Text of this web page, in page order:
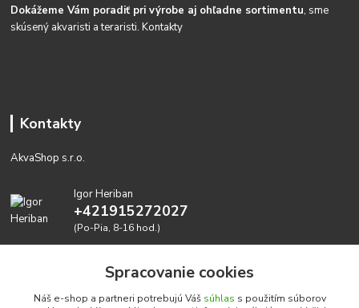
Dokážeme Vám poradiť pri výrobe aj ohľadne sortimentu, sme
skúsený akvaristi a teraristi.Kontakty
Kontakty
AkvaShop s.r.o.
Igor Heriban
+421915272027
(Po-Pia, 8-16 hod.)
Spracovanie cookies
Náš e-shop a partneri potrebujú Váš súhlas s použitím súborov